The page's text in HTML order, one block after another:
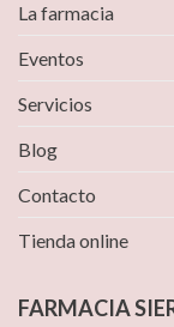
La farmacia
Eventos
Servicios
Blog
Contacto
Tienda online
FARMACIA